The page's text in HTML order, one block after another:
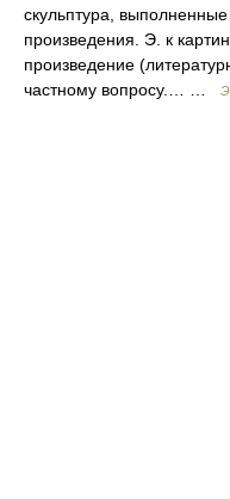
скульптура,
произведения. Э. к
произведение
частному вопросу.… …